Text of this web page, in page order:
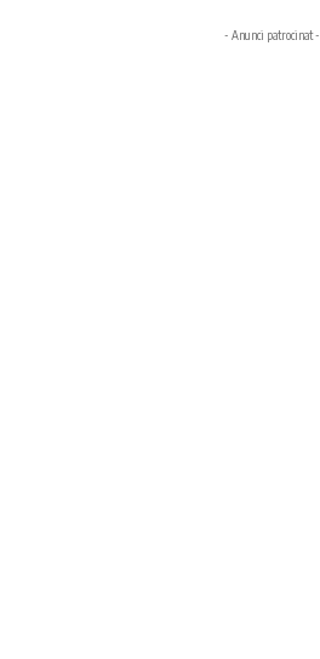
- Anunci patrocinat -